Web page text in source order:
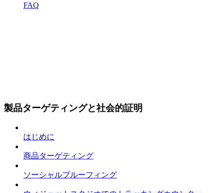
FAQ
製品ターゲティングと社会的証明
はじめに
商品ターゲティング
ソーシャルプルーフィング